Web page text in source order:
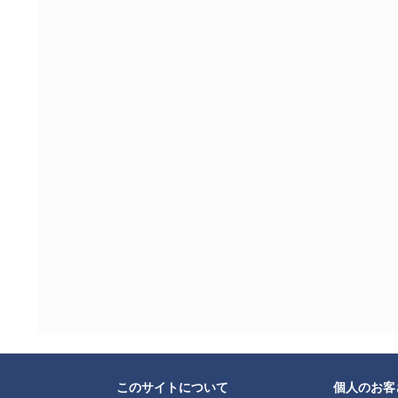
このサイトについて 個人のお客